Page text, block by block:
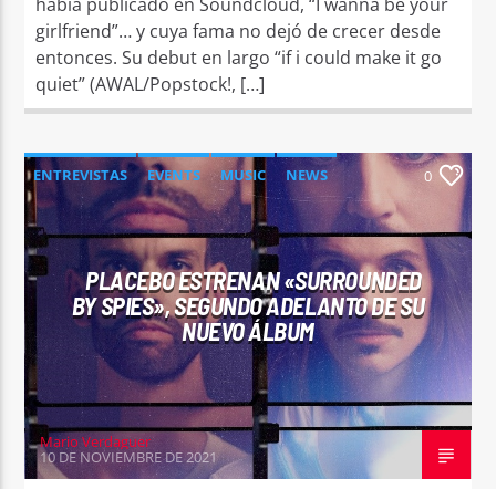
girlfriend”… y cuya fama no dejó de crecer desde
entonces. Su debut en largo “if i could make it go
quiet” (AWAL/Popstock!, […]
ENTREVISTAS EVENTS MUSIC
NEWS
WORLD
0
PLACEBO ESTRENAN «SURROUNDED
BY SPIES», SEGUNDO ADELANTO DE SU
NUEVO ÁLBUM
Mario Verdaguer
10 DE NOVIEMBRE DE 2021